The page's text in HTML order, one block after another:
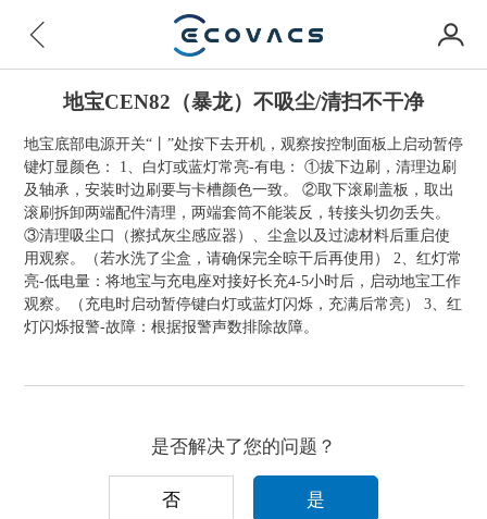
地宝CEN82（暴龙）不吸尘/清扫不干净
地宝底部电源开关“丨”处按下去开机，观察按控制面板上启动暂停
键灯显颜色： 1、白灯或蓝灯常亮-有电： ①拔下边刷，清理边刷
及轴承，安装时边刷要与卡槽颜色一致。 ②取下滚刷盖板，取出
滚刷拆卸两端配件清理，两端套筒不能装反，转接头切勿丢失。
③清理吸尘口（擦拭灰尘感应器）、尘盒以及过滤材料后重启使
用观察。（若水洗了尘盒，请确保完全晾干后再使用） 2、红灯常
亮-低电量：将地宝与充电座对接好长充4-5小时后，启动地宝工作
观察。（充电时启动暂停键白灯或蓝灯闪烁，充满后常亮） 3、红
灯闪烁报警-故障：根据报警声数排除故障。
是否解决了您的问题？
否 是